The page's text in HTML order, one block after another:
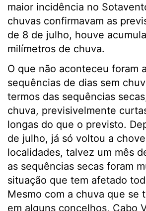
maior incidência no
chuvas confirmavam as
de 8 de julho, houve
milímetros de chuva.
O que não aconteceu foram
sequências de dias sem
termos das sequências
chuva, previsivelmente
longas do que o previsto.
de julho, já só voltou a
localidades, talvez um mês
as sequências secas foram
situação que tem afetado
Mesmo com a chuva que se
em alguns concelhos, Cabo